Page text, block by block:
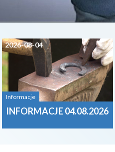
2026-08-04
Informacje
INFORMACJE 04.08.2026